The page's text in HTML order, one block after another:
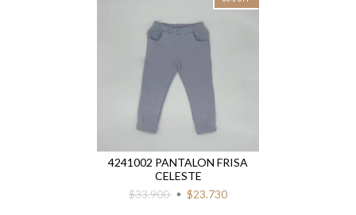
4241002 PANTALON FRISA
CELESTE
$33.900
$23.730